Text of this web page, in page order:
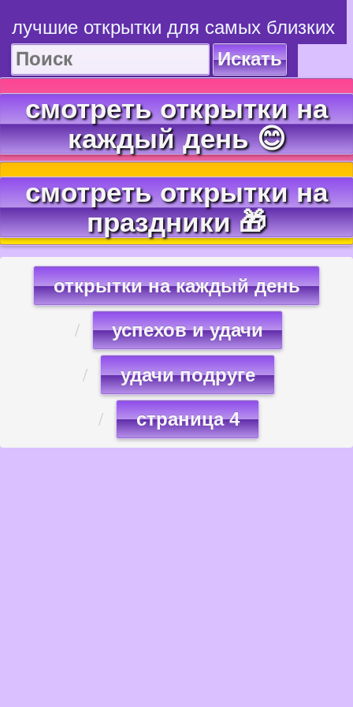
лучшие открытки для самых близких
Искать
смотреть открытки на
каждый день 😊
смотреть открытки на
праздники 🎁
открытки на каждый день
успехов и удачи
удачи подруге
страница 4